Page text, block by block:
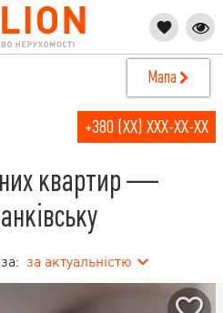
Мапа
+380 (XX) XXX-XX-XX
квартир —
за актуальністю